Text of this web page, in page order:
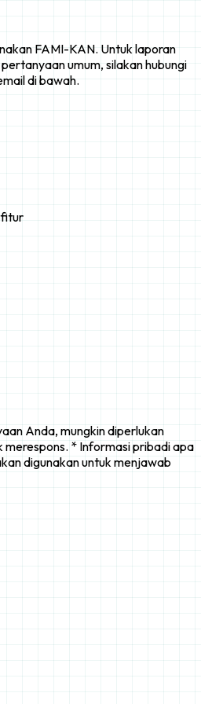
FAMI-KAN. Untuk laporan
umum, silakan hubungi
di bawah.
fitur
Anda, mungkin diperlukan
* Informasi pribadi apa
digunakan untuk menjawab